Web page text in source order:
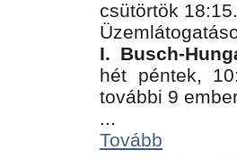
csütörtök 18:15.
I. Busch-
hét péntek,
további 9
...
Tovább